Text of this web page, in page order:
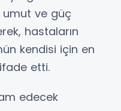
umut ve güç
hastaların
kendisi için en
etti.
edecek